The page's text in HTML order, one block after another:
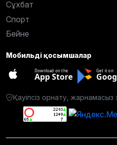
Сұхбат
Спорт
Бейне
Мобильді қосымшалар
Download on the
App Store
Get it on
Қауіпсіз орнату,